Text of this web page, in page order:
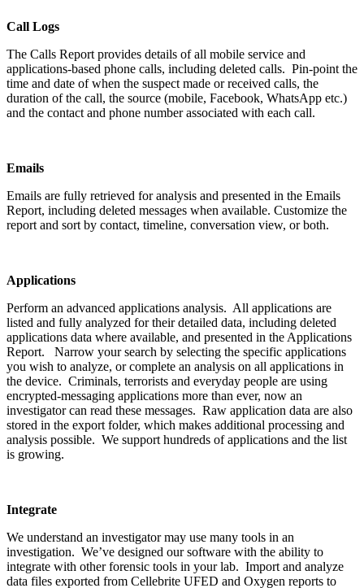
Call Logs
The Calls Report provides details of all mobile service and
applications-based phone calls, including deleted calls. Pin-point the
time and date of when the suspect made or received calls, the
duration of the call, the source (mobile, Facebook, WhatsApp etc.)
and the contact and phone number associated with each call.
Emails
Emails are fully retrieved for analysis and presented in the Emails
Report, including deleted messages when available. Customize the
report and sort by contact, timeline, conversation view, or both.
Applications
Perform an advanced applications analysis. All applications are
listed and fully analyzed for their detailed data, including deleted
applications data where available, and presented in the Applications
Report. Narrow your search by selecting the specific applications
you wish to analyze, or complete an analysis on all applications in
the device. Criminals, terrorists and everyday people are using
encrypted-messaging applications more than ever, now an
investigator can read these messages. Raw application data are also
stored in the export folder, which makes additional processing and
analysis possible. We support hundreds of applications and the list
is growing.
Integrate
We understand an investigator may use many tools in an
investigation. We’ve designed our software with the ability to
integrate with other forensic tools in your lab. Import and analyze
data files exported from Cellebrite UFED and Oxygen reports to